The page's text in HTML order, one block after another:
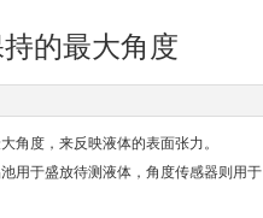
的最大角度
度，来反映液体的表面张力。
用于盛放待测液体，角度传感器则用于